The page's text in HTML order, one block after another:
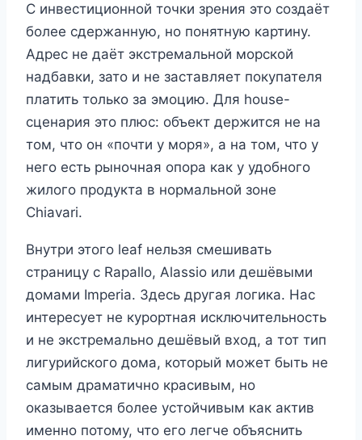
С инвестиционной точки зрения это создаёт
более сдержанную, но понятную картину.
Адрес не даёт экстремальной морской
надбавки, зато и не заставляет покупателя
платить только за эмоцию. Для house-
сценария это плюс: объект держится не на
том, что он «почти у моря», а на том, что у
него есть рыночная опора как у удобного
жилого продукта в нормальной зоне
Chiavari.
Внутри этого leaf нельзя смешивать
страницу с Rapallo, Alassio или дешёвыми
домами Imperia. Здесь другая логика. Нас
интересует не курортная исключительность
и не экстремально дешёвый вход, а тот тип
лигурийского дома, который может быть не
самым драматично красивым, но
оказывается более устойчивым как актив
именно потому, что его легче объяснить